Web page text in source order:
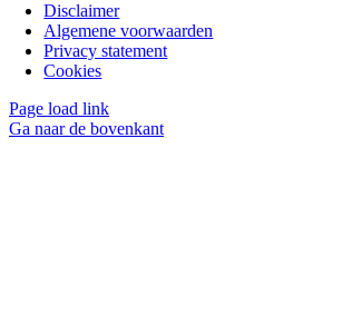
Disclaimer
Algemene voorwaarden
Privacy statement
Cookies
Page load link
Ga naar de bovenkant